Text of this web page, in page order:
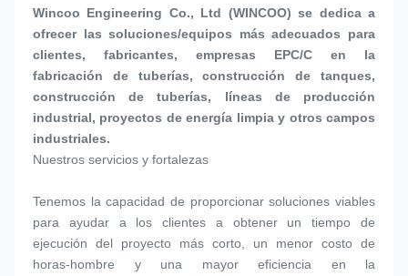
Wincoo Engineering Co., Ltd (WINCOO) se dedica a
ofrecer las soluciones/equipos más adecuados para
clientes, fabricantes, empresas EPC/C en la
fabricación de tuberías, construcción de tanques,
construcción de tuberías, líneas de producción
industrial, proyectos de energía limpia y otros campos
industriales.
Nuestros servicios y fortalezas
Tenemos la capacidad de proporcionar soluciones viables
para ayudar a los clientes a obtener un tiempo de
ejecución del proyecto más corto, un menor costo de
horas-hombre y una mayor eficiencia en la